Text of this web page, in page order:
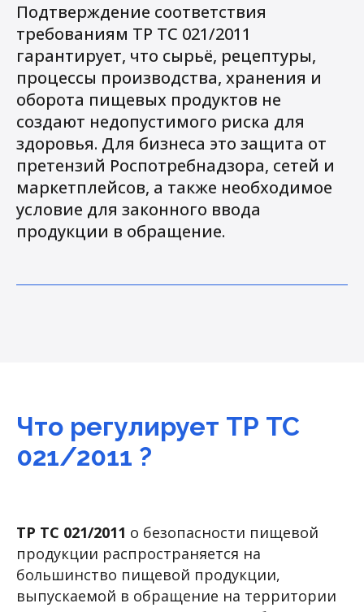
Подтверждение соответствия
требованиям ТР ТС 021/2011
гарантирует, что сырьё, рецептуры,
процессы производства, хранения и
оборота пищевых продуктов не
создают недопустимого риска для
здоровья. Для бизнеса это защита от
претензий Роспотребнадзора, сетей и
маркетплейсов, а также необходимое
условие для законного ввода
продукции в обращение.
Что регулирует ТР ТС
021/2011 ?
ТР ТС 021/2011 о безопасности пищевой
продукции распространяется на
большинство пищевой продукции,
выпускаемой в обращение на территории